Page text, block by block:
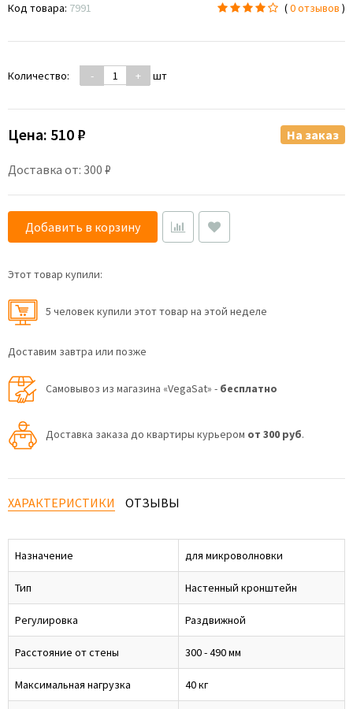
Код товара: 7991 (0 отзывов )
Количество: - + шт
Цена: 510 ₽
Доставка от: 300 ₽
На заказ
Добавить в корзину
Этот товар купили:
5 человек купили этот товар на этой неделе
Доставим завтра или позже
Самовывоз из магазина «VegaSat» - бесплатно
Доставка заказа до квартиры курьером от 300 руб.
ХАРАКТЕРИСТИКИ ОТЗЫВЫ
Назначение для микроволновки
Тип Настенный кронштейн
Регулировка Раздвижной
Расстояние от стены 300 - 490 мм
Максимальная нагрузка 40 кг